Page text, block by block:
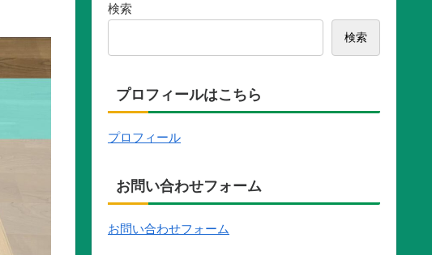
検索
検索
プロフィールはこちら
プロフィール
お問い合わせフォーム
お問い合わせフォーム